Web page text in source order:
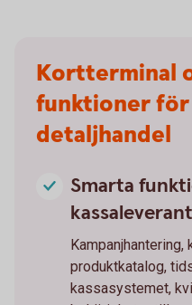
Kortterminal
funktioner
detaljhandel
Smarta
produktkatalog,
kassasystemet,